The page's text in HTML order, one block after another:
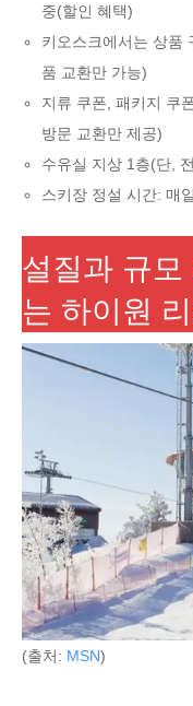
중(할인 혜택)
키오스크에서는 상품
품 교환만 가능)
지류 쿠폰, 패키지 쿠
방문 교환만 제공)
수유실 지상 1층(단,
스키장 정설 시간: 매
설질과 규
는 하이원
(출처: MSN)